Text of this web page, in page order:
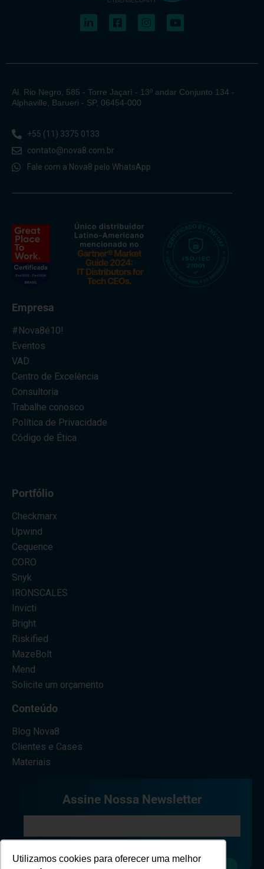
Utilizamos cookies para oferecer uma melhor
Al. Rio Negro, 585 - Torre Jaçarí - 13º andar Conjunto 134 -
Alphaville, Barueri - SP, 06454-000
+55 (11) 3375 0133
contato@nova8.com.br
Fale com a Nova8 pelo WhatsApp
Empresa
#Nova8é10!
Eventos
VAD
Centro de Excelência
Consultoria
Trabalhe conosco
Política de Privacidade
Código de Ética
Portfólio
Checkmarx
Upwind
Cequence
CORO
Snyk
IRONSCALES
Invicti
Bright
Riskified
MazeBolt
Mend
Solicite um orçamento
Conteúdo
Blog Nova8
Clientes e Cases
Materiais
Assine Nossa Newsletter